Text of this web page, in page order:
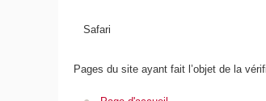
Safari
Pages du site ayant fait l’objet de la